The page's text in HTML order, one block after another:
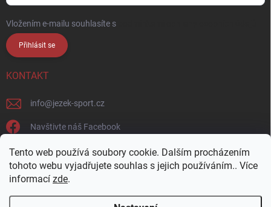
Tento web používá soubory cookie. Dalším procházením
tohoto webu vyjadřujete souhlas s jejich používáním.. Více
informací zde.
Vložením e-mailu souhlasíte s
Přihlásit se
KONTAKT
info@jezek-sport.cz
Navštivte náš Facebook
jezek_sport_np/